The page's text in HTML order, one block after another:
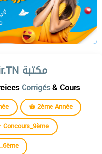
Librairie Devoir.TN مكتبة
Corrigés& Cours
2ème Année
Concours_9ème